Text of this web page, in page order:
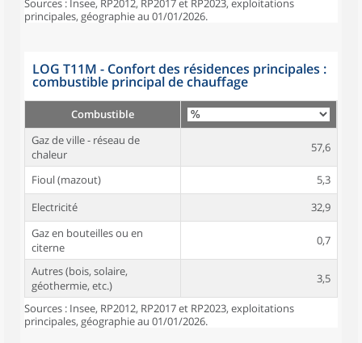
Sources : Insee, RP2012, RP2017 et RP2023, exploitations
principales, géographie au 01/01/2026.
LOG T11M - Confort des résidences principales :
combustible principal de chauffage
Combustible
Gaz de ville - réseau de
chaleur
57,6
Fioul (mazout)
5,3
Electricité
32,9
Gaz en bouteilles ou en
citerne
0,7
Autres (bois, solaire,
géothermie, etc.)
3,5
Sources : Insee, RP2012, RP2017 et RP2023, exploitations
principales, géographie au 01/01/2026.